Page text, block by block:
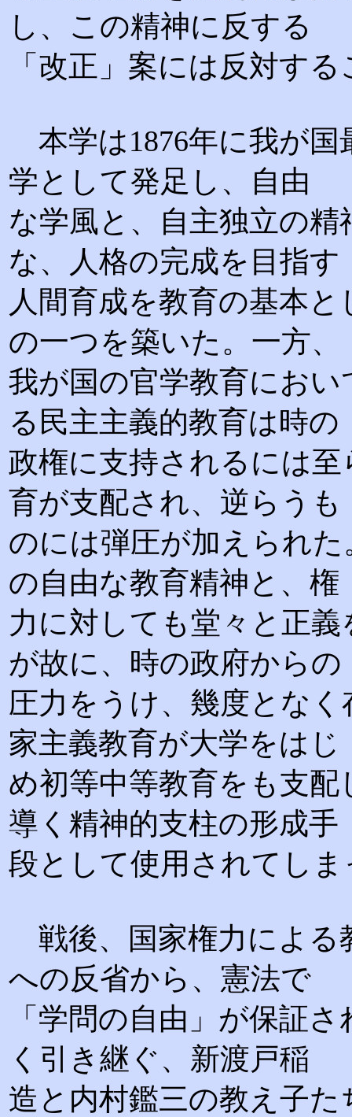
し、この精神に反する
「改正」案には反対す
本学は1876年に我が国
学として発足し、自由
な学風と、自主独立の
な、人格の完成を目指す
人間育成を教育の基本
の一つを築いた。一方、
我が国の官学教育にお
る民主主義的教育は時の
政権に支持されるには
育が支配され、逆らうも
のには弾圧が加えられ
の自由な教育精神と、権
力に対しても堂々と正
が故に、時の政府からの
圧力をうけ、幾度とな
家主義教育が大学をはじ
め初等中等教育をも支
導く精神的支柱の形成手
段として使用されてし
戦後、国家権力による
への反省から、憲法で
「学問の自由」が保証
く引き継ぐ、新渡戸稲
造と内村鑑三の教え子